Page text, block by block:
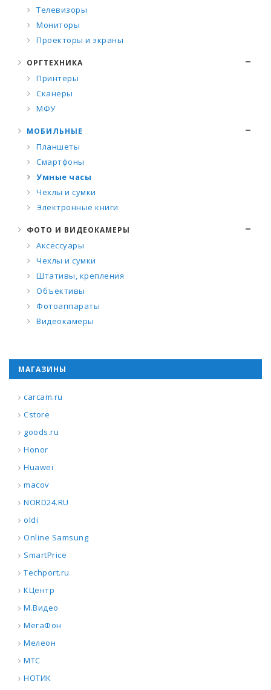
Телевизоры
Мониторы
Проекторы и экраны
ОРГТЕХНИКА
Принтеры
Сканеры
МФУ
МОБИЛЬНЫЕ
Планшеты
Смартфоны
Умные часы
Чехлы и сумки
Электронные книги
ФОТО И ВИДЕОКАМЕРЫ
Аксессуары
Чехлы и сумки
Штативы, крепления
Объективы
Фотоаппараты
Видеокамеры
МАГАЗИНЫ
carcam.ru
Cstore
goods.ru
Honor
Huawei
macov
NORD24.RU
oldi
Online Samsung
SmartPrice
Techport.ru
КЦентр
М.Видео
МегаФон
Мелеон
МТС
НОТИК